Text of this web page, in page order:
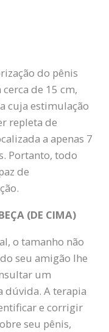
do pênis
de 15 cm,
cuja estimulação
repleta de
a apenas 7
Portanto, todo
de
(DE CIMA)
o tamanho não
seu amigão lhe
um
dúvida. A terapia
e corrigir
seu pênis,